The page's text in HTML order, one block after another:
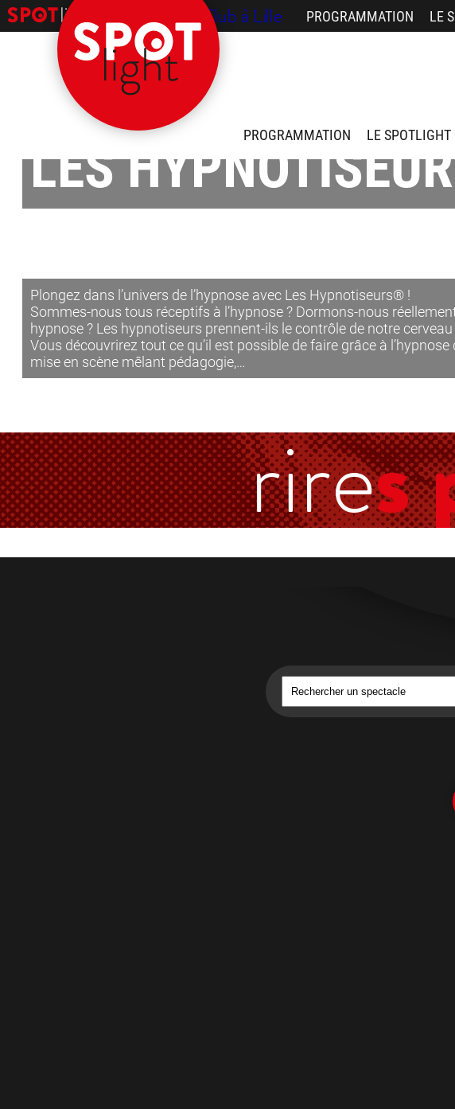
/ Le Comedy Club à Lille PROGRAMMATION LE
PROGRAMMATION LE SPOTLIGHT
LES
Plongez dans l’univers de l’hypnose avec Les Hypnotiseurs® !
Sommes-nous tous réceptifs à l’hypnose ? Dormons-nous
hypnose ? Les hypnotiseurs prennent-ils le contrôle de notre cerveau
Vous découvrirez tout ce qu’il est possible de faire grâce à l’hypnose
mise en scène mêlant pédagogie,…
rires